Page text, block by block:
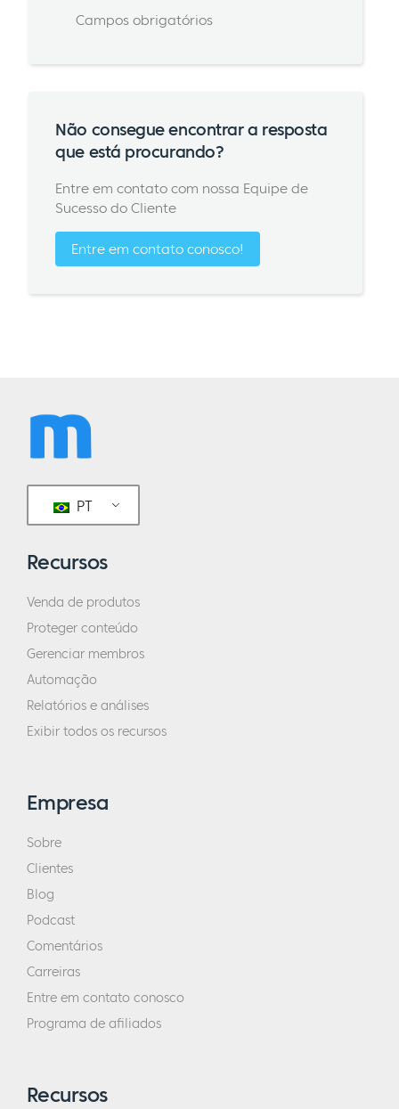
Campos obrigatórios
Não consegue encontrar a resposta
que está procurando?
Entre em contato com nossa Equipe de
Sucesso do Cliente
Entre em contato conosco!
PT
Recursos
Venda de produtos
Proteger conteúdo
Gerenciar membros
Automação
Relatórios e análises
Exibir todos os recursos
Empresa
Sobre
Clientes
Blog
Podcast
Comentários
Carreiras
Entre em contato conosco
Programa de afiliados
Recursos